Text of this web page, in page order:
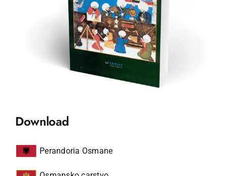
Download
Perandoria Osmane